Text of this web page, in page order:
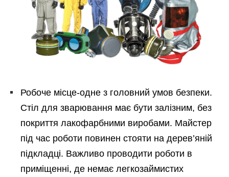
Робоче місце-одне з головний умов безпеки.
Стіл для зварювання має бути залізним, без
покриття лакофарбними виробами. Майстер
під час роботи повинен стояти на дерев’яній
підкладці. Важливо проводити роботи в
приміщенні, де немає легкозаймистих